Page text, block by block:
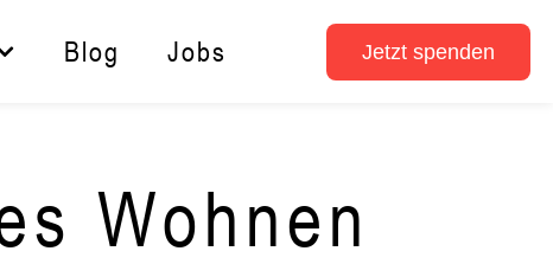
Blog Jobs Jetzt spenden
Wohnen